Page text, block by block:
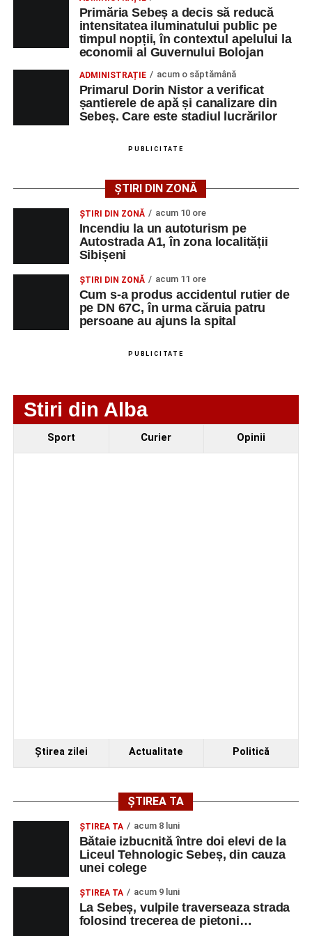
Măsurile sunt valabile timp de 12 luni, până la 24 iulie
2027. Bărbatul trebuie să poarte permanent un dispozitiv
electronic de supraveghere, să urmeze lunar consiliere
psihologică și să se prezinte periodic la poliție.
Instanța a atras atenția că încălcarea măsurilor dispuse
prin ordinul de protecție constituie infracțiune și se
Adaugă-ne ca sursă preferată
Urmărește-ne pe Google News
Ultimele știri din Sebeș
Incendiu la un autoturism pe Autostrada A1, în zona
localității Sibișeni
Școala de Fotbal Valea Frumoasei își întărește
Ultimele știri din Sebeș
Minoră din Sebeș, urmărită și amenințată de un
bărbat căsătorit. Instanța a emis un ordin de
Incendiu la un autoturism pe Autostrada A1, în zona
localității Sibișeni
lotul pentru noul sezon. Trei achiziții și performanțe
Primăria Sebeș a decis să reducă
intensitatea iluminatului public pe
timpul nopții, în contextul apelului la
economii al Guvernului Bolojan
ADMINISTRAȚIE acum o săptămână
Primarul Dorin Nistor a verificat
șantierele de apă și canalizare din
Sebeș. Care este stadiul lucrărilor
PUBLICITATE
ȘTIRI DIN ZONĂ
ȘTIRI DIN ZONĂ acum 10 ore
Incendiu la un autoturism pe
Autostrada A1, în zona localității
Sibișeni
ȘTIRI DIN ZONĂ acum 11 ore
Cum s-a produs accidentul rutier de
pe DN 67C, în urma căruia patru
persoane au ajuns la spital
PUBLICITATE
Stiri din Alba
Sport Curier Opinii
Ştirea zilei Actualitate Politică
ȘTIREA TA
ŞTIREA TA acum 8 luni
Bătaie izbucnită între doi elevi de la
Liceul Tehnologic Sebeș, din cauza
unei colege
ŞTIREA TA acum 9 luni
La Sebeș, vulpile traverseaza strada
folosind trecerea de pietoni…